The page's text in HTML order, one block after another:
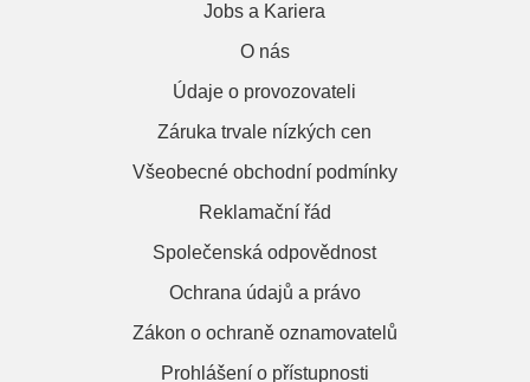
Jobs a Kariera
O nás
Údaje o provozovateli
Záruka trvale nízkých cen
Všeobecné obchodní podmínky
Reklamační řád
Společenská odpovědnost
Ochrana údajů a právo
Zákon o ochraně oznamovatelů
Prohlášení o přístupnosti